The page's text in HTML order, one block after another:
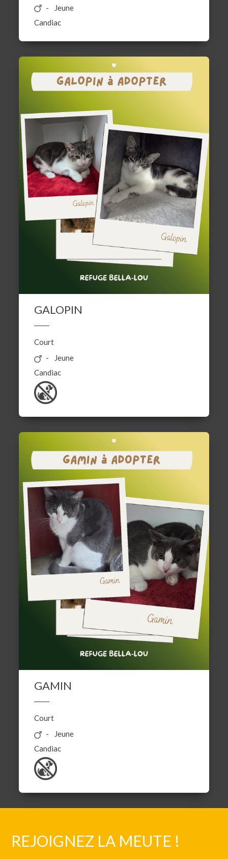
Jeune
Candiac
GALOPIN
Court
Jeune
Candiac
GAMIN
Court
Jeune
Candiac
REJOIGNEZ LA MEUTE !